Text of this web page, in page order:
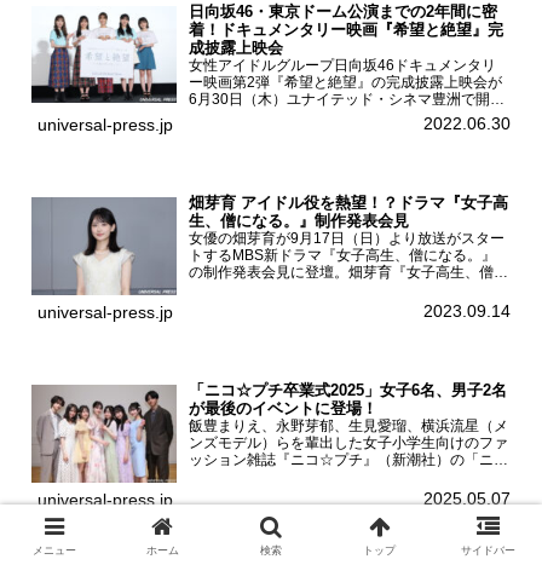
日向坂46・東京ドーム公演までの2年間に密
着！ドキュメンタリー映画『希望と絶望』完
成披露上映会
女性アイドルグループ日向坂46ドキュメンタリ
ー映画第2弾『希望と絶望』の完成披露上映会が
6月30日（木）ユナイテッド・シネマ豊洲で開催
され、日向坂46メンバーの加藤史帆、齊藤京
子、佐々木久美、富田鈴花、松田好花の5人が登
universal-press.jp 2022.06.30
畑芽育 アイドル役を熱望！？ドラマ『女子高
生、僧になる。』制作発表会見
女優の畑芽育が9月17日（日）より放送がスター
トするMBS新ドラマ『女子高生、僧になる。』
の制作発表会見に登壇。畑芽育『女子高生、僧に
ーについて「下白石麦は頭にビックリマークと、
universal-press.jp 2023.09.14
「ニコ☆プチ卒業式2025」女子6名、男子2名
が最後のイベントに登場！
飯豊まりえ、永野芽郁、生見愛瑠、横浜流星（メ
ンズモデル）らを輩出した女子小学生向けのファ
ッション雑誌『ニコ☆プチ』（新潮社）の「ニコ
モード学園コクーンタワーで開催され、卒業モデ
universal-press.jp 2025.05.07
メニュー ホーム 検索 トップ サイドバー